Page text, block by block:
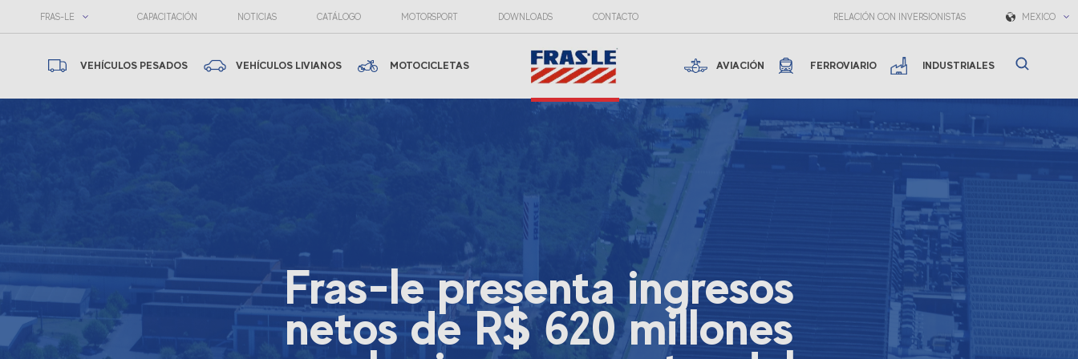
FRAS-LE CAPACITACIÓN NOTICIAS CATÁLOGO MOTORSPORT DOWNLOADS CONTACTO RELACIÓN CON INVERSIONISTAS MEXICO
VEHÍCULOS PESADOS VEHÍCULOS LIVIANOS MOTOCICLETAS AVIACIÓN FERROVIARIO INDUSTRIALES
Fras-le presenta ingresos
netos de R$ 620 millones